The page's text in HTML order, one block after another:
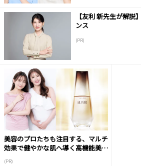
【友利 新先生が解説
ンス
(PR)
美容のプロたちも注目する、マルチ
効果で健やかな肌へ導く高機能美容
(PR)